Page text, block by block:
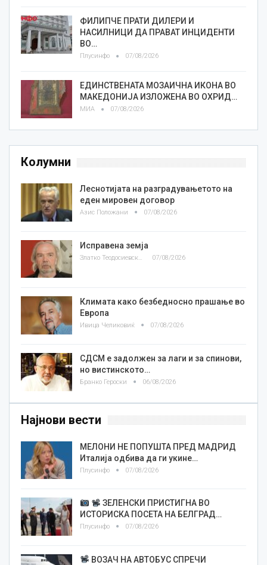
ФИЛИПЧЕ ПРАТИ ДИЛЕРИ И
НАСИЛНИЦИ ДА ПРАВАТ ИНЦИДЕНТИ
ВО…
Плусинфо 07/08/2026
ЕДИНСТВЕНАТА МОЗАИЧНА ИКОНА ВО
МАКЕДОНИЈА ИЗЛОЖЕНА ВО ОХРИД…
МИА 07/08/2026
Колумни
Леснотијата на разградувањетото на
еден мировен договор
Азис Положани 07/08/2026
Исправена земја
Златко Теодосиевски 07/08/2026
Климата како безбедносно прашање во
Европа
Ивица Челиковиќ 07/08/2026
СДСМ е задолжен за лаги и за спинови,
но вистинското…
Бранко Героски 06/08/2026
Најнови вести
МЕЛОНИ НЕ ПОПУШТА ПРЕД МАДРИД
Италија одбива да ги укине…
Плусинфо 07/08/2026
ЗЕЛЕНСКИ ПРИСТИГНА ВО
ИСТОРИСКА ПОСЕТА НА БЕЛГРАД…
Плусинфо 07/08/2026
ВОЗАЧ НА АВТОБУС СПРЕЧИ